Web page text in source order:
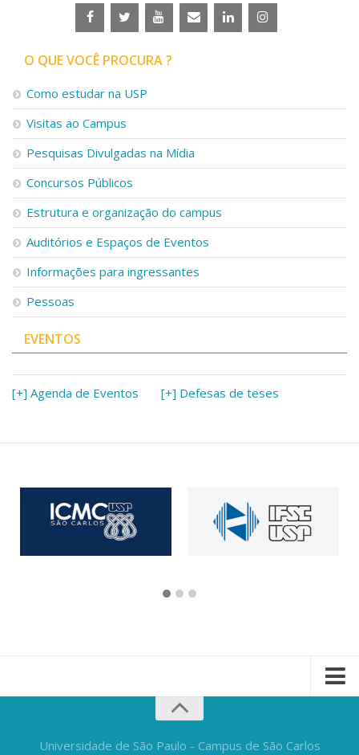
Museus e Espaços Interativos
Bibliotecas
Segurança, Trânsito e Prevenção
RH, Administrativo e Financeiro
Outros serviços
Comunicação
Assessorias e Mídias
Aplicativos e Sites
Jornal da USP
Agenda de Eventos
Defesa de Teses
O QUE VOCÊ PROCURA ?
Como estudar na USP
Visitas ao Campus
Pesquisas Divulgadas na Mídia
Concursos Públicos
Estrutura e organização do campus
Auditórios e Espaços de Eventos
Informações para ingressantes
Pessoas
EVENTOS
[+] Agenda de Eventos [+] Defesas de teses
Universidade de São Paulo - Campus de São Carlos